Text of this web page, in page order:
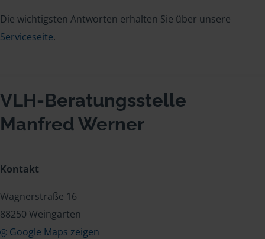
Die wichtigsten Antworten erhalten Sie über unsere
Serviceseite.
VLH-Beratungsstelle
Manfred Werner
Kontakt
Wagnerstraße 16
88250 Weingarten
Google Maps zeigen